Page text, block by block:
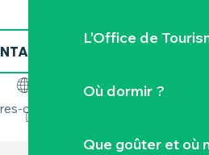
L’Office de
Où dormir ?
Que goûter et où
NOUS
couillaud.com